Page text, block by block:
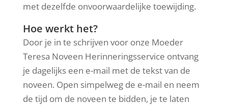
met dezelfde onvoorwaardelijke toewijding.
Hoe werkt het?
Door je in te schrijven voor onze Moeder
Teresa Noveen Herinneringsservice ontvang
je dagelijks een e-mail met de tekst van de
noveen. Open simpelweg de e-mail en neem
de tijd om de noveen te bidden, je te laten